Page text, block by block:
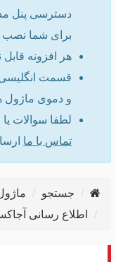
دسترسی پنل
برای شما نصب
هر افزونه
قسمت
و دموی ماژول
لطفا سوالات
تماس با ما
جستجو
اطلاع رسانی